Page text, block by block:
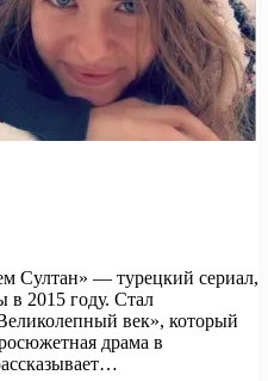
Султан» — турецкий сериал,
в 2015 году. Стал
век», который
драма в